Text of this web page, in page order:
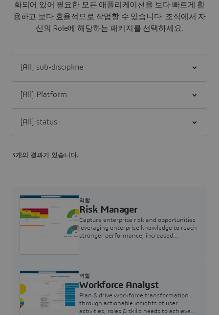
화되어 있어 필요한 모든 애플리케이션을 보다 빠르게 활
용하고 보다 효율적으로 작업할 수 있습니다. 조직에서 자
신의 Role에 해당하는 패키지를 선택하세요.
3개의 결과가 있습니다.
Risk Manager
Capture enterprise risk and opportunities
leveraging enterprise knowledge to reach
stronger performance, increased
역할
Workforce Analyst
Plan & drive workforce transformation
through actionable insights of user
activities, roles & skills needs to achieve
역할